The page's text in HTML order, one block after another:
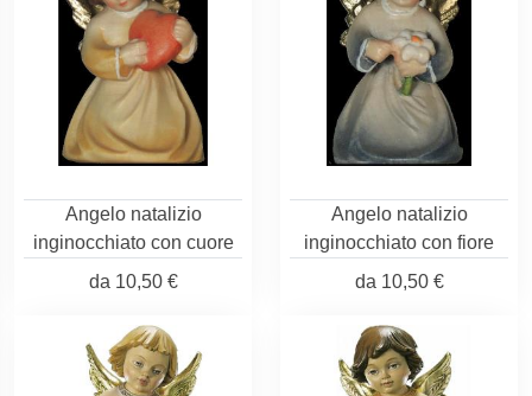
Angelo natalizio
inginocchiato con cuore
da 10,50 €
Angelo natalizio
inginocchiato con fiore
da 10,50 €